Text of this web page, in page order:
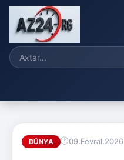
DÜNYA 09.Fevral.2026